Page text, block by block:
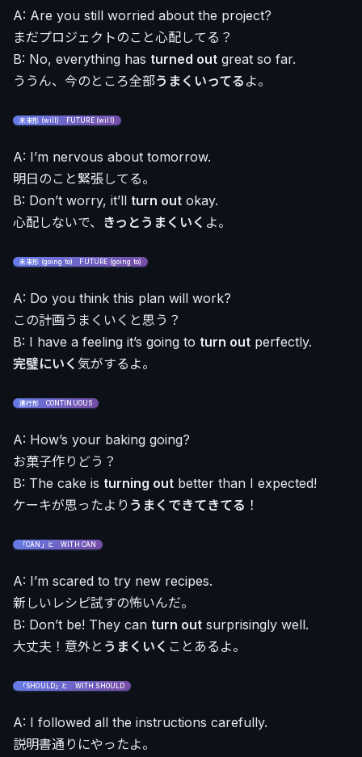
A: Are you still worried about the project?
まだプロジェクトのこと心配してる？
B: No, everything has turned out great so far.
ううん、今のところ全部うまくいってる よ。
未来形 (will) FUTURE (will)
A: I’m nervous about tomorrow.
明日のこと緊張してる。
B: Don’t worry, it’ll turn out okay.
心配しないで、 きっとうまくいく よ。
未来形 (going to) FUTURE (going to)
A: Do you think this plan will work?
この計画うまくいくと思う？
B: I have a feeling it’s going to turn out perfectly.
完璧にいく 気がするよ。
進行形 CONTINUOUS
A: How’s your baking going?
お菓子作りどう？
B: The cake is turning out better than I expected!
ケーキが思ったより うまくできてきてる ！
「CAN」と WITH CAN
A: I’m scared to try new recipes.
新しいレシピ試すの怖いんだ。
B: Don’t be! They can turn out surprisingly well.
大丈夫！意外と うまくいく ことあるよ。
「SHOULD」と WITH SHOULD
A: I followed all the instructions carefully.
説明書通りにやったよ。